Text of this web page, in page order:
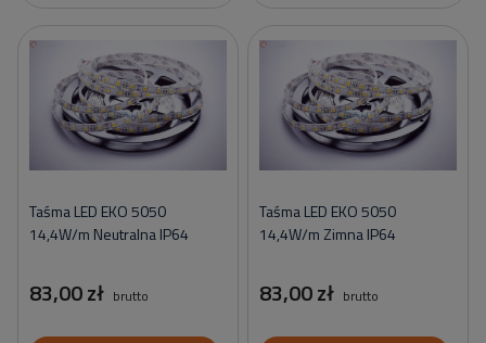
Taśma LED EKO 5050
14,4W/m Neutralna IP64
83,00 zł brutto
Taśma LED EKO 5050
14,4W/m Zimna IP64
83,00 zł brutto